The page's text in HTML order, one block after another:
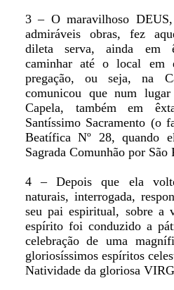
3 – O maravilhoso DEUS,
admiráveis obras, fez
dileta serva, ainda em
caminhar até o local em
pregação, ou seja, na
comunicou que num
Capela, também em
Santíssimo Sacramento (o
Beatífica Nº 28, quando
Sagrada Comunhão por São
4 – Depois que ela
naturais, interrogada,
seu pai espiritual, sobre a
espírito foi conduzido a
celebração de uma
gloriosíssimos espíritos
Natividade da gloriosa